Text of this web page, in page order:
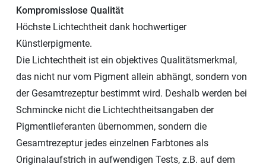
Kompromisslose Qualität
Höchste Lichtechtheit dank hochwertiger
Künstlerpigmente.
Die Lichtechtheit ist ein objektives Qualitätsmerkmal,
das nicht nur vom Pigment allein abhängt, sondern von
der Gesamtrezeptur bestimmt wird. Deshalb werden bei
Schmincke nicht die Lichtechtheitsangaben der
Pigmentlieferanten übernommen, sondern die
Gesamtrezeptur jedes einzelnen Farbtones als
Originalaufstrich in aufwendigen Tests, z.B. auf dem